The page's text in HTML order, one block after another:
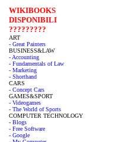
WIKIBOOKS
DISPONIBILI
?????????
ART
- Great Painters
BUSINESS&LAW
- Accounting
- Fundamentals of Law
- Marketing
- Shorthand
CARS
- Concept Cars
GAMES&SPORT
- Videogames
- The World of Sports
COMPUTER TECHNOLOGY
- Blogs
- Free Software
- Google